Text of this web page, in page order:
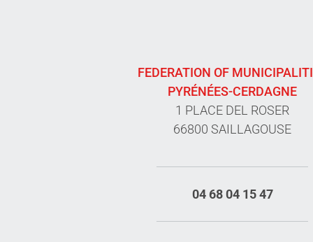
FEDERATION OF
PYRÉNÉES-CERDAGNE
1 PLACE DEL ROSER
66800 SAILLAGOUSE
04 68 04 15 47